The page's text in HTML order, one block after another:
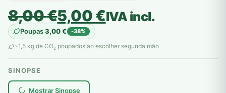
8,00€
O
preço
original
era:
8,00 €.
5,00€
O
preço
atual
é:
5,00 €.
IVA incl.
Poupas3,00€ -38%
~1,5 kg de CO2 poupados ao escolher segunda mão
SINOPSE
Mostrar Sinopse
plantar árvores reais